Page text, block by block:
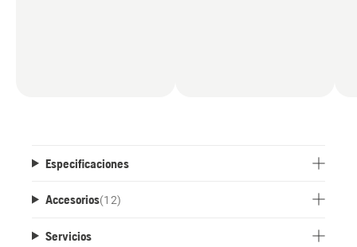
Especificaciones
Accesorios(12)
Servicios